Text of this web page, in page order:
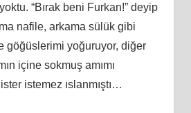
“Bırak beni Furkan!” deyip
nafile, arkama sülük gibi
göğüslerimi yoğuruyor, diğer
içine sokmuş amımı
istemez ıslanmıştı…